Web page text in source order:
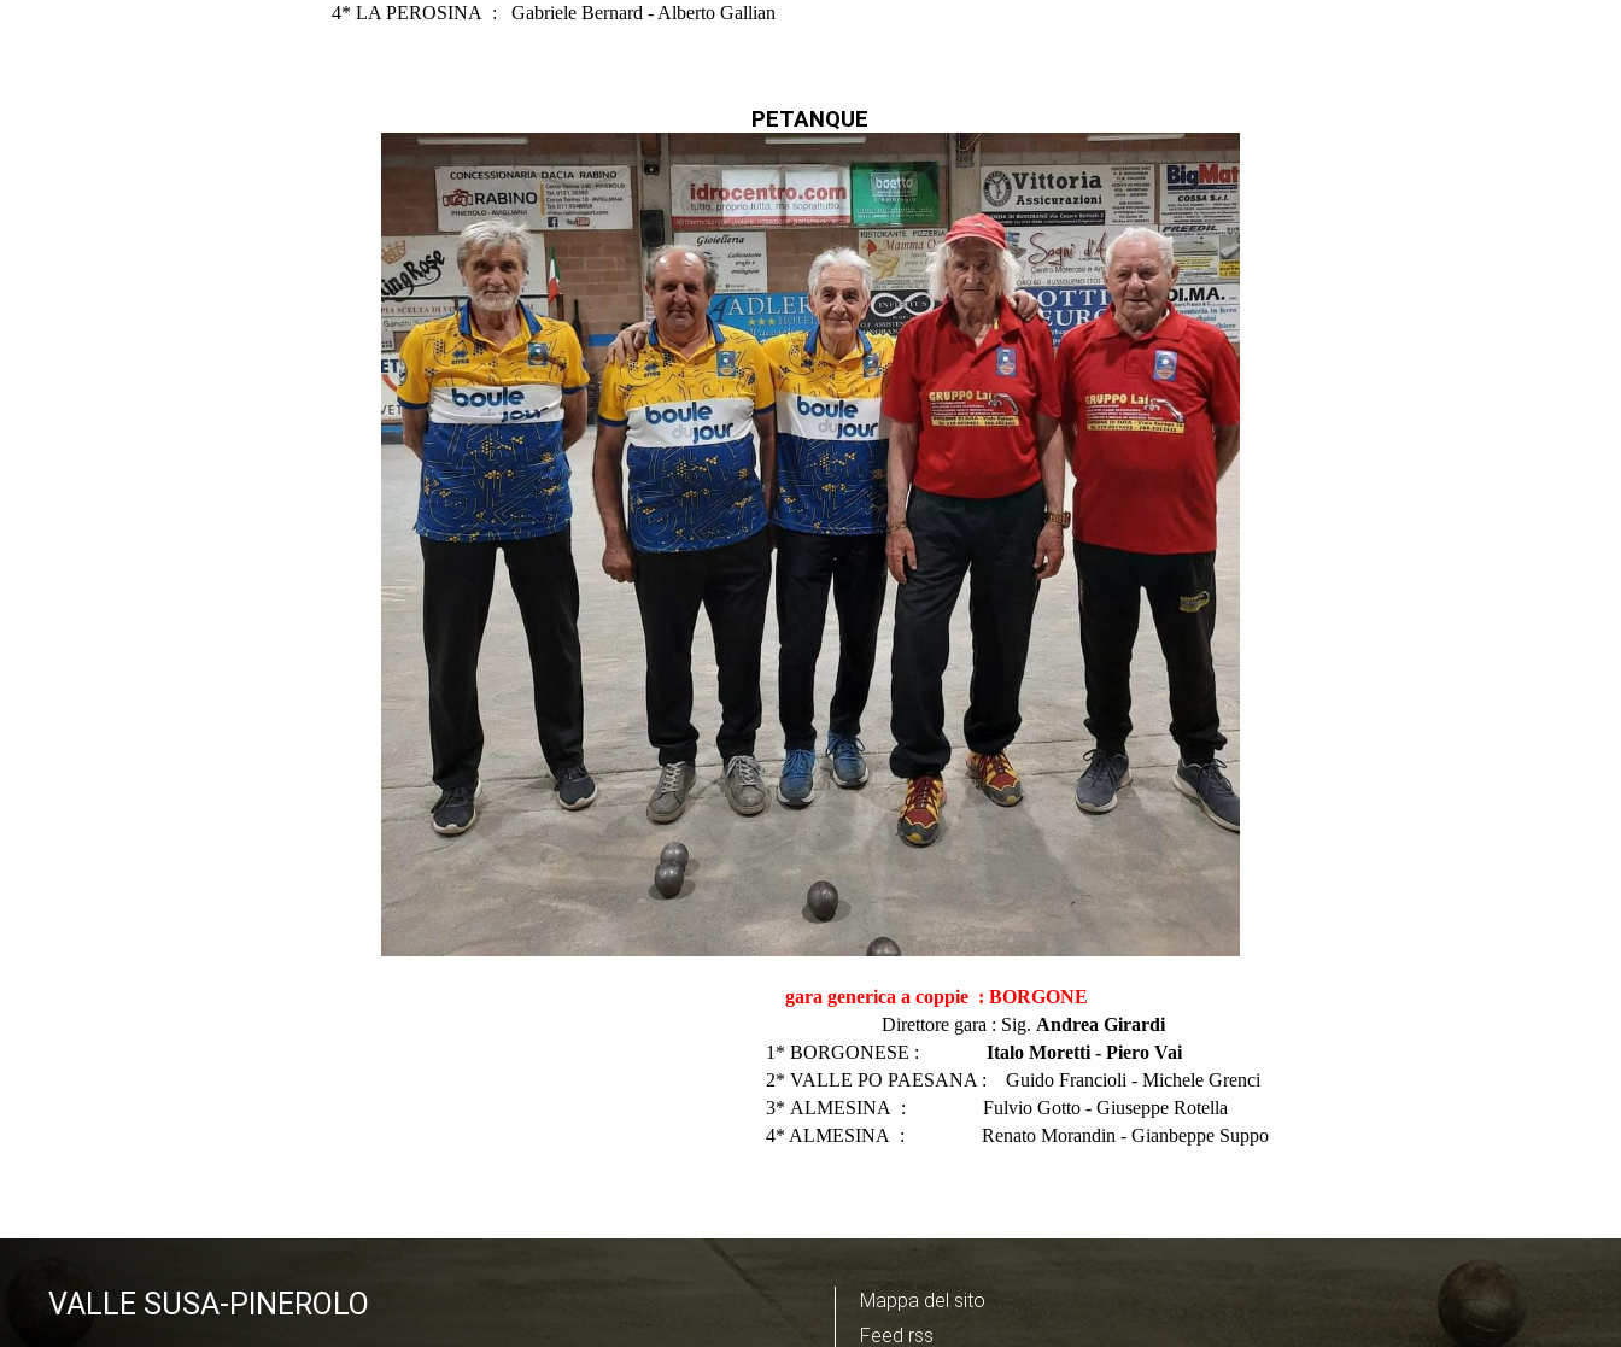
4* LA PEROSINA : Gabriele Bernard - Alberto Gallian
PETANQUE
gara generica a coppie : BORGONE
Direttore gara : Sig. Andrea Girardi
1* BORGONESE : Italo Moretti - Piero Vai
2* VALLE PO PAESANA : Guido Francioli - Michele Grenci
3* ALMESINA
: Fulvio Gotto - Giuseppe Rotella
4* ALMESINA : Renato Morandin - Gianbeppe Suppo
VALLE SUSA-PINEROLO
Mappa del sito
Feed rss